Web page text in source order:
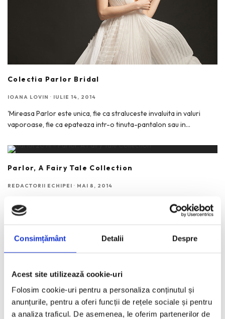
Consimțământ Detalii Despre
Acest site utilizează cookie-uri
Folosim cookie-uri pentru a personaliza conținutul și
anunțurile, pentru a oferi funcții de rețele sociale și pentru
a analiza traficul. De asemenea, le oferim partenerilor de
Colectia Parlor Bridal
IOANA LOVIN · IULIE 14, 2014
'Mireasa Parlor este unica, fie ca straluceste invaluita in valuri
vaporoase, fie ca epateaza intr-o tinuta-pantalon sau in...
Parlor, A Fairy Tale Collection
REDACTORII ECHIPEI · MAI 8, 2014
40 de piese vestimentare si tot atatea povesti personalizate de
fiecare femeie ce urmeaza sa le poarte… Noua
Cu ocazia Bonton Fashion Days by Doina Levintza, Parlor a oferit
un preview al colectiei Bridal, ce urmeaza...